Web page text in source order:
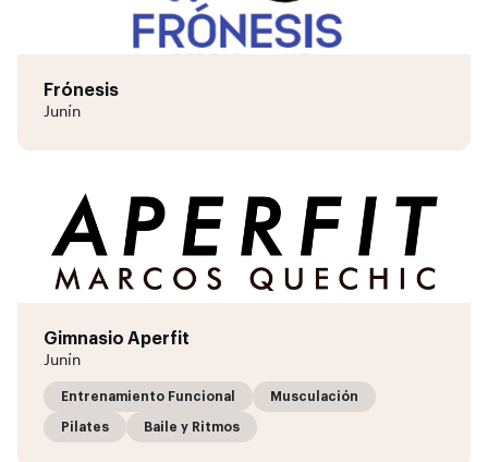
Frónesis
Junín
Gimnasio Aperfit
Junín
Entrenamiento Funcional Musculación
Pilates Baile y Ritmos